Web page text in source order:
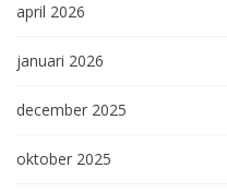
april 2026
januari 2026
december 2025
oktober 2025